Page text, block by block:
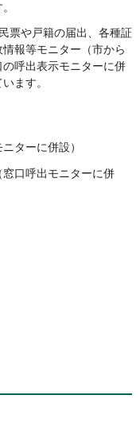
票や戸籍の届出、各種証
報等モニター（市から
呼出表示モニターに併
ます。
ターに併設）
口呼出モニターに併